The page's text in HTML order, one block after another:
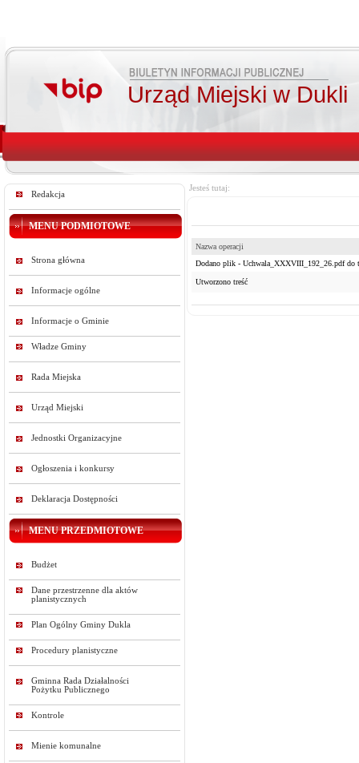
Urząd Miejski w Dukli
Redakcja
MENU PODMIOTOWE
Strona główna
Informacje ogólne
Informacje o Gminie
Władze Gminy
Rada Miejska
Urząd Miejski
Jednostki Organizacyjne
Ogłoszenia i konkursy
Deklaracja Dostępności
MENU PRZEDMIOTOWE
Budżet
Dane przestrzenne dla aktów
planistycznych
Plan Ogólny Gminy Dukla
Procedury planistyczne
Gminna Rada Działalności
Pożytku Publicznego
Kontrole
Mienie komunalne
Jesteś tutaj:
Nazwa operacji
Dodano plik - Uchwala_XXXVIII_192_26.pdf do
Utworzono treść